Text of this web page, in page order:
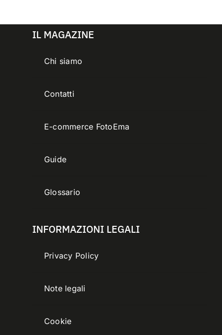
IL MAGAZINE
Chi siamo
Contatti
E-commerce FotoEma
Guide
Glossario
INFORMAZIONI LEGALI
Privacy Policy
Note legali
Cookie